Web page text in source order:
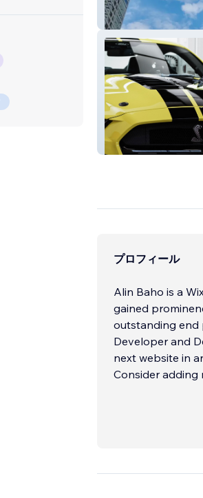
KingSett Capital
Smart Audio
プロフィール
Alin Baho is a
gained
outstanding end
Developer and
next website in
Consider adding